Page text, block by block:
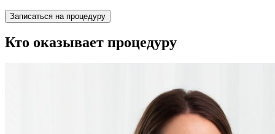
Записаться на процедуру
Кто оказывает процедуру